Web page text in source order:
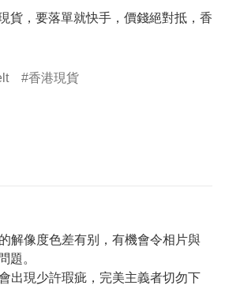
貨，要落單就快手，價錢絕對抵，香
香港現貨
像度色差有别，有機會令相片與
題。
現少許瑕疵，完美主義者切勿下